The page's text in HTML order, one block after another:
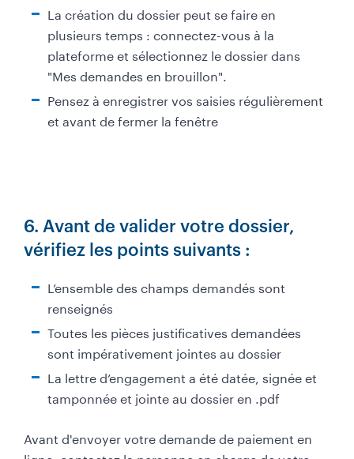
La création du dossier peut se faire en
plusieurs temps : connectez-vous à la
plateforme et sélectionnez le dossier dans
"Mes demandes en brouillon".
Pensez à enregistrer vos saisies régulièrement
et avant de fermer la fenêtre
6. Avant de valider votre dossier,
vérifiez les points suivants :
L’ensemble des champs demandés sont
renseignés
Toutes les pièces justificatives demandées
sont impérativement jointes au dossier
La lettre d’engagement a été datée, signée et
tamponnée et jointe au dossier en .pdf
Avant d'envoyer votre demande de paiement en